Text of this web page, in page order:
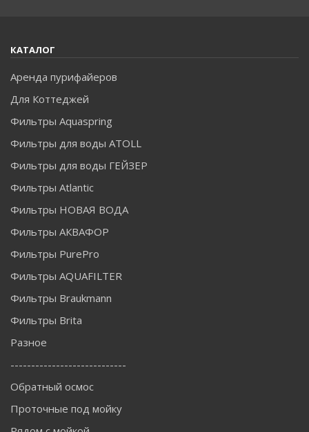
КАТАЛОГ
Аренда пурифайеров
Для Коттеджей
Фильтры Aquaspring
Фильтры для воды ATOLL
Фильтры для воды ГЕЙЗЕР
Фильтры Atlantic
Фильтры НОВАЯ ВОДА
Фильтры АКВАФОР
Фильтры PurePro
Фильтры AQUAFILTER
Фильтры Braukmann
Фильтры Brita
Разное
----------------------------
Обратный осмос
Проточные под мойку